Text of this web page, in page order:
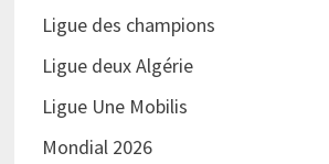
Ligue des champions
Ligue deux Algérie
Ligue Une Mobilis
Mondial 2026